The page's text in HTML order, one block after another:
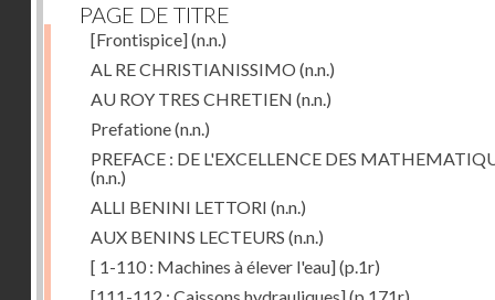
PAGE DE TITRE
[Frontispice](n.n.)
AL RE CHRISTIANISSIMO (n.n.)
AU ROY TRES CHRETIEN (n.n.)
Prefatione(n.n.)
PREFACE : DE L'EXCELLENCE DES
(n.n.)
ALLI BENINI LETTORI (n.n.)
AUX BENINS LECTEURS (n.n.)
[ 1-110 : Machines à élever l'eau](p.1r)
[111-112 : Caissons hydrauliques](p.171r)